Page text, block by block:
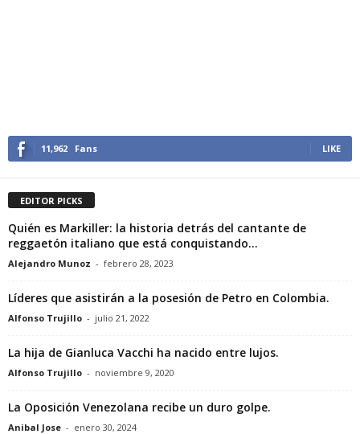
11,962 Fans LIKE
EDITOR PICKS
Quién es Markiller: la historia detrás del cantante de
reggaetón italiano que está conquistando...
Alejandro Munoz - febrero 28, 2023
Líderes que asistirán a la posesión de Petro en Colombia.
Alfonso Trujillo - julio 21, 2022
La hija de Gianluca Vacchi ha nacido entre lujos.
Alfonso Trujillo - noviembre 9, 2020
La Oposición Venezolana recibe un duro golpe.
Anibal Jose - enero 30, 2024